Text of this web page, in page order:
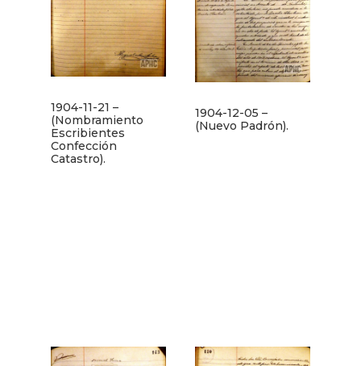
1904-11-21 –
(Nombramiento
Escribientes
Confección
Catastro).
1904-12-05 –
(Nuevo Padrón).